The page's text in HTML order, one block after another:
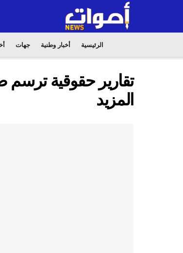
الرئيسية أخبار وطنية جهات
تقارير حقوقية ترسم
المزيد